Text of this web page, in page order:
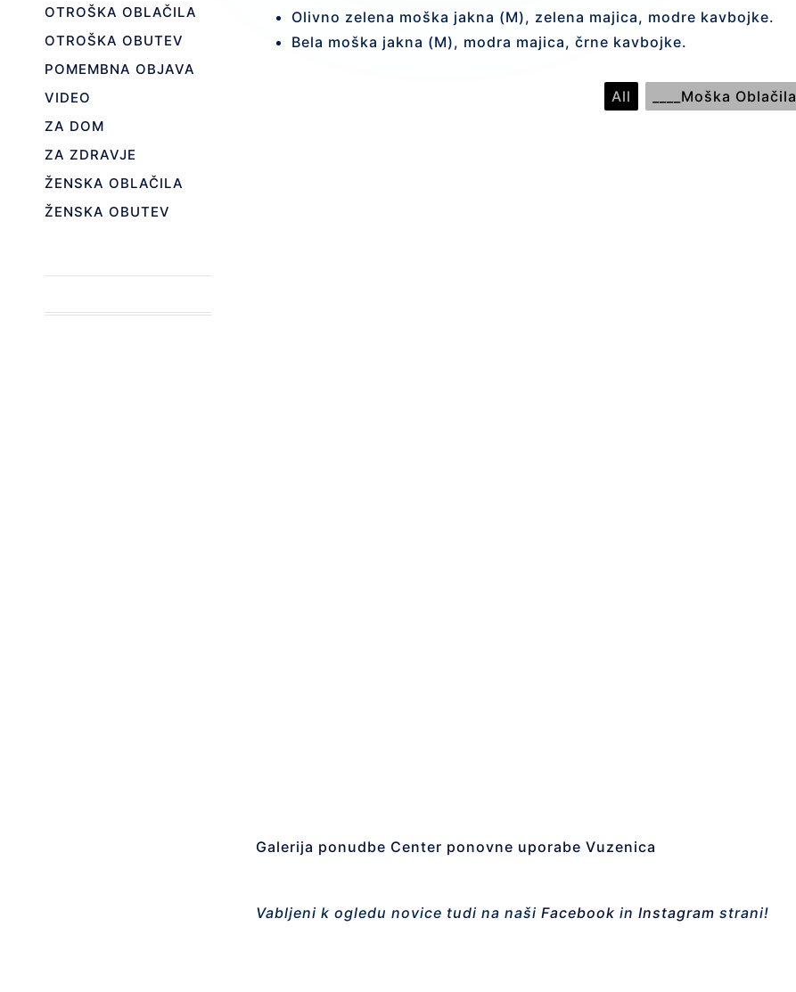
Olivno zelena moška jakna (M), zelena majica, modre kavbojke.
Bela moška jakna (M), modra majica, črne kavbojke.
All ____Moška Oblačila
Galerija ponudbe Center ponovne uporabe Vuzenica
Vabljeni k ogledu novice tudi na naši Facebook in Instagram strani!
OTROŠKA OBLAČILA
OTROŠKA OBUTEV
POMEMBNA OBJAVA
VIDEO
ZA DOM
ZA ZDRAVJE
ŽENSKA OBLAČILA
ŽENSKA OBUTEV